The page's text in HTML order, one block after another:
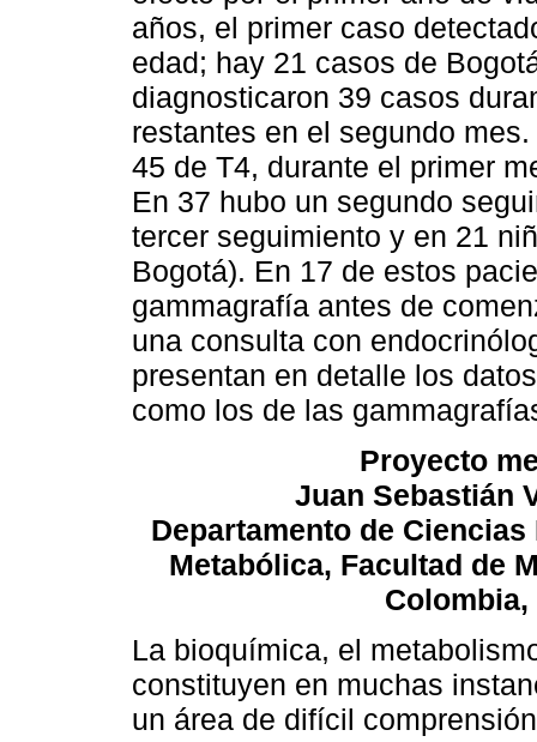
años, el primer caso
edad; hay 21 casos de
diagnosticaron 39 casos
restantes en el segundo
45 de T4, durante el primer
En 37 hubo un segundo
tercer seguimiento y en 21
Bogotá). En 17 de estos
gammagrafía antes de
una consulta con
presentan en detalle los
como los de las
Proyecto
Juan Sebastián
Departamento de
Metabólica, Facultad de
La bioquímica, el
constituyen en muchas
un área de difícil